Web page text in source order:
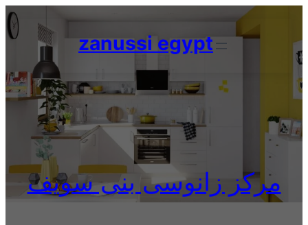
Skip
to
content
zanussi egypt
مركز زانوسى بنى سويف